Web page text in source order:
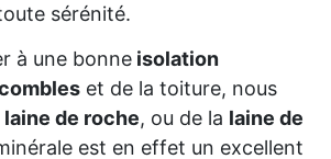
sérénité.
à une bonne isolation
et de la toiture, nous
laine de roche, ou de la laine de
est en effet un excellent